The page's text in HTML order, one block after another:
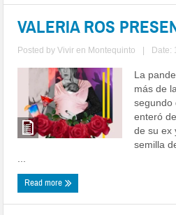
VALERIA ROS
Posted byVivir en Montequinto Date:
La
más de
segundo
enteró
de su ex
semilla
...
Read more